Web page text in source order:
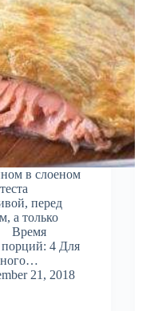
в слоеном
перед
а только
Время
порций: 4 Для
21, 2018